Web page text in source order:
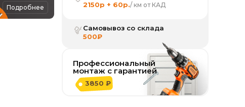
Подробнее
2150р + 60р./ км от КАД
Самовывоз со склада
500₽
Профессиональный
монтаж с гарантией
3850 ₽